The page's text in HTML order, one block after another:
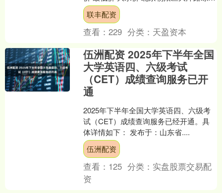
市场 12.00 9.00 11.00 邯....
联丰配资
查看：229 分类： 天盈资本
伍洲配资 2025年下半年全国
大学英语四、六级考试
（CET）成绩查询服务已开
通
2025年下半年全国大学英语四、六级考
试（CET）成绩查询服务已经开通。具
体详情如下： 发布于：山东省....
伍洲配资
查看： 125 分类： 实盘股票交易配
资